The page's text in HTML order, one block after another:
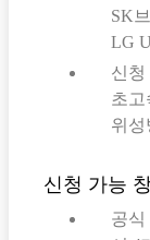
SK
LG
신청
초
위성
신청 가능
공식